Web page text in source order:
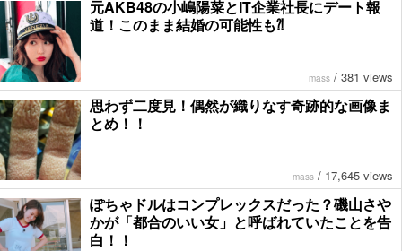
元AKB48の小嶋陽菜とIT企業社長にデート報
道！このまま結婚の可能性も⁈
mass / 381 views
思わず二度見！偶然が織りなす奇跡的な画像ま
とめ！！
mass / 17,645 views
ぽちゃドルはコンプレックスだった？磯山さや
かが「都合のいい女」と呼ばれていたことを告
白！！